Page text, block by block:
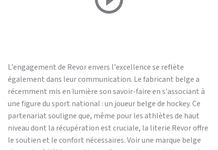
L'engagement de Revor envers l'excellence se reflète
également dans leur communication. Le fabricant belge a
récemment mis en lumière son savoir-faire en s'associant à
une figure du sport national : un joueur belge de hockey. Ce
partenariat souligne que, même pour les athlètes de haut
niveau dont la récupération est cruciale, la literie Revor offre
le soutien et le confort nécessaires. Voir une marque belge